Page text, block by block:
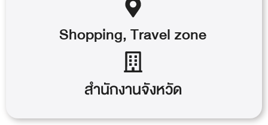
Shopping,Travelzone
สำนักงานจังหวัด